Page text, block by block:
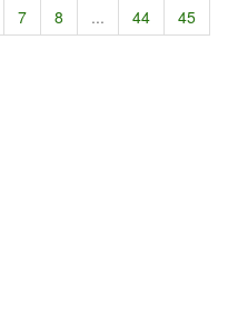
7 8 ... 44
45